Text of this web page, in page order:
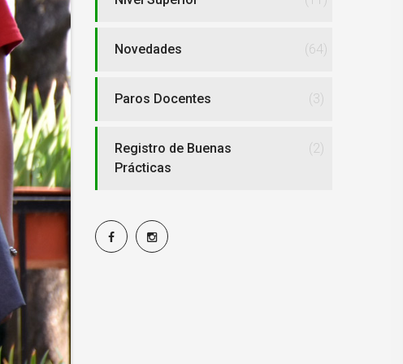
Novedades (64)
Paros Docentes (3)
Registro de Buenas
Prácticas
(2)